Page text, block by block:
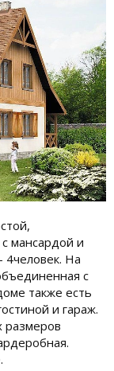
мансардой и
4человек. На
с
также есть
и гараж.
размеров